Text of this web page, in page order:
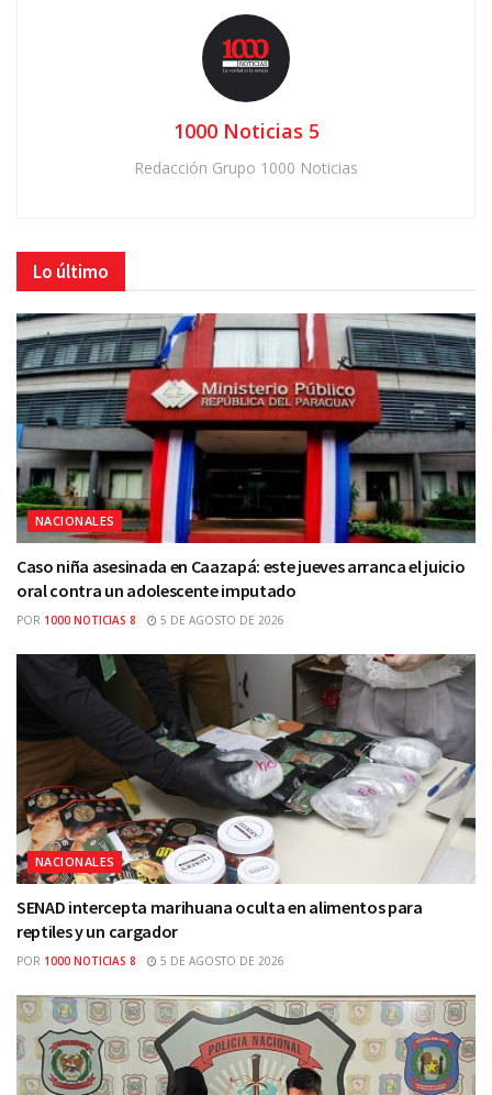
1000 Noticias 5
Redacción Grupo 1000 Noticias
Lo último
NACIONALES
Caso niña asesinada en Caazapá: este jueves arranca el juicio
oral contra un adolescente imputado
POR 1000 NOTICIAS 8 5 DE AGOSTO DE 2026
NACIONALES
SENAD intercepta marihuana oculta en alimentos para
reptiles y un cargador
POR 1000 NOTICIAS 8 5 DE AGOSTO DE 2026